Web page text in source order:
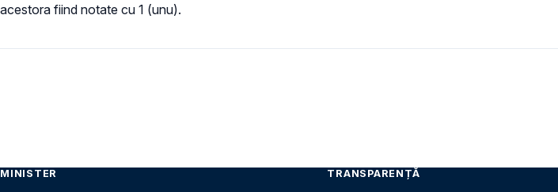
acestora fiind notate cu 1 (unu).
MINISTER TRANSPARENȚĂ